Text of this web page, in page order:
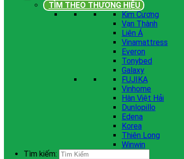
TÌM THEO THƯƠNG HIỆU
Kim Cương
Vạn Thành
Liên Á
Vinamattress
Everon
Tonybed
Galaxy
FUJIKA
Vinhome
Hàn Việt Hải
Dunlopillo
Edena
Korea
Thiên Long
Winwin
Tìm kiếm: